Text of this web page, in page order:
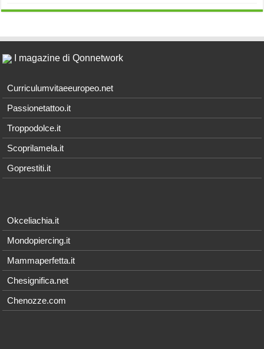
I magazine di Qonnetwork
Curriculumvitaeeuropeo.net
Passionetattoo.it
Troppodolce.it
Scoprilamela.it
Goprestiti.it
Okceliachia.it
Mondopiercing.it
Mammaperfetta.it
Chesignifica.net
Chenozze.com